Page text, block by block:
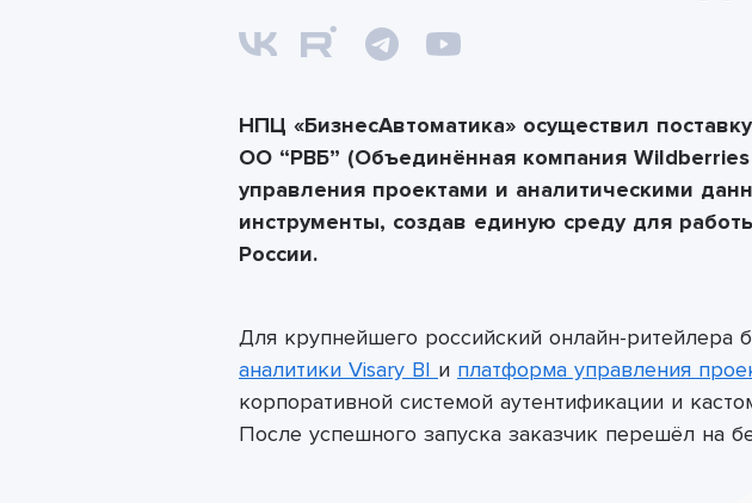
НПЦ «БизнесАвтоматика» осуществил
ОО “РВБ” (Объединённая компания
управления проектами и аналитическими
инструменты, создав единую среду для
России.
Для крупнейшего российский онлайн-
аналитики Visary BI и платформа управления
корпоративной системой аутентификации и
После успешного запуска заказчик перешёл на